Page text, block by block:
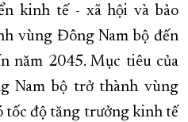
kinh tế - xã hội và bảo
vùng Đông Nam bộ đến
năm 2045. Mục tiêu của
Nam bộ trở thành vùng
tốc độ tăng trưởng kinh tế